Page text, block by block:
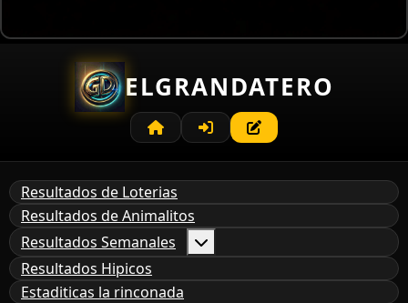
ELGRANDATERO
Resultados de Loterias
Resultados de Animalitos
Resultados Semanales
Resultados Hipicos
Estaditicas la rinconada